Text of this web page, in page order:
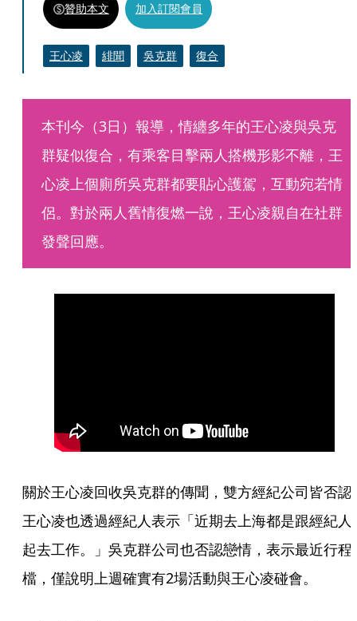
贊助本文 加入訂閱會員
王心凌 緋聞 吳克群 復合
本刊今（3日）報導，情纏多年的王心凌與吳克
群疑似復合，有乘客目擊兩人搭機形影不離，王
心凌上個廁所吳克群都要貼心護駕，互動宛若情
侶。對於兩人舊情復燃一說，王心凌親自在社群
發聲回應。
關於王心凌回收吳克群的傳聞，雙方經紀公司皆否認
王心凌也透過經紀人表示「近期去上海都是跟經紀人
起去工作。」吳克群公司也否認戀情，表示最近行程
檔，僅說明上週確實有2場活動與王心凌碰會。